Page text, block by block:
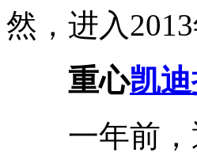
然，进入
重心凯
一年前，